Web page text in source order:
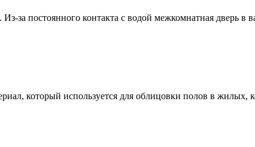
постоянного контакта с водой межкомнатная дверь в
который используется для облицовки полов в